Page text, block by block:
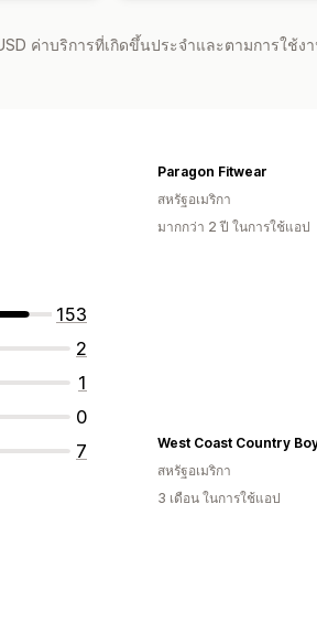
ค่าบริการที่เกิดขึ้นประจำและตามการใช้ง
153
2
1
0
7
Paragon Fitwear
สหรัฐอเมริกา
มากกว่า 2 ปี ในการใช้แอป
West Coast Country
สหรัฐอเมริกา
3 เดือน ในการใช้แอป